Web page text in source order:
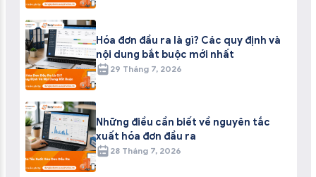
Hóa đơn đầu ra là gì? Các quy định và
nội dung bắt buộc mới nhất
29 Tháng 7, 2026
Những điều cần biết về nguyên tắc
xuất hóa đơn đầu ra
28 Tháng 7, 2026